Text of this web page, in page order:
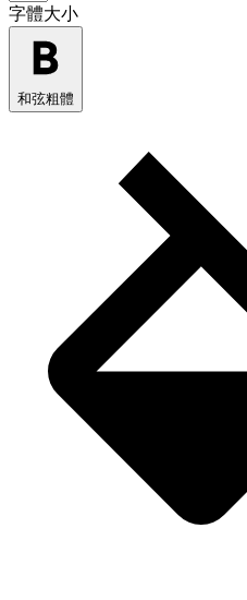
字體大小
和弦粗體